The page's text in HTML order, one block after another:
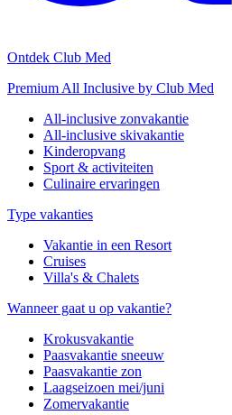
Ontdek Club Med
Premium All Inclusive by Club Med
All-inclusive zonvakantie
All-inclusive skivakantie
Kinderopvang
Sport & activiteiten
Culinaire ervaringen
Type vakanties
Vakantie in een Resort
Cruises
Villa's & Chalets
Wanneer gaat u op vakantie?
Krokusvakantie
Paasvakantie sneeuw
Paasvakantie zon
Laagseizoen mei/juni
Zomervakantie